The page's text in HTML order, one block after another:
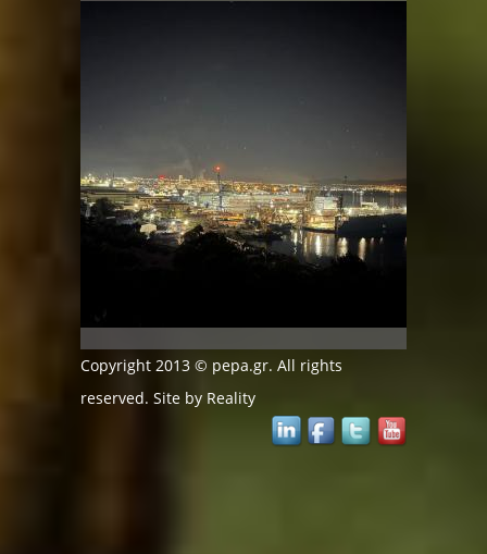
Copyright 2013 © pepa.gr. All rights
reserved. Site by Reality